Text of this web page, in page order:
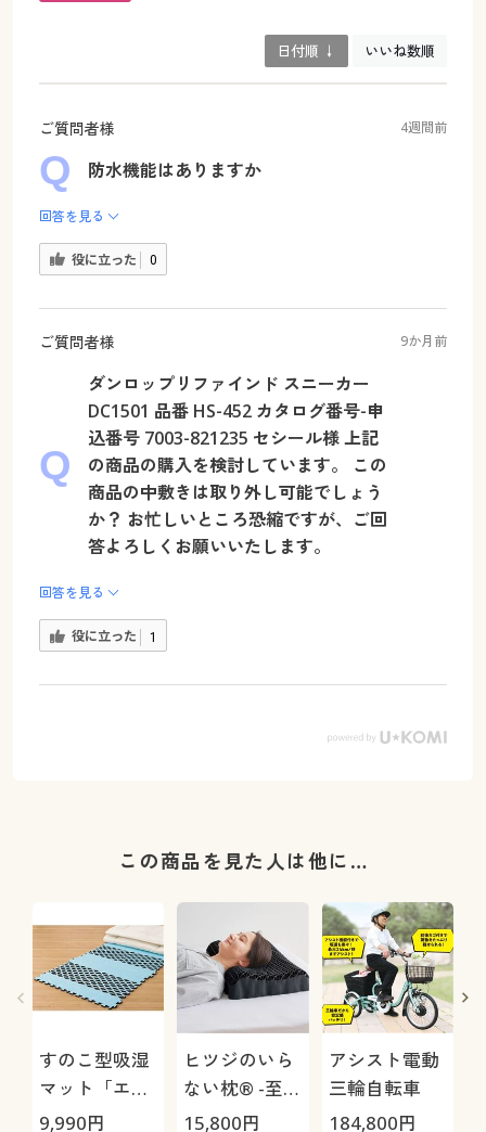
日付順 ↓ いいね数順
ご質問者様 4週間前
防水機能はありますか
回答を見る
役に立った 0
ご質問者様 9か月前
ダンロップリファインド スニーカー
DC1501 品番 HS-452 カタログ番号-申
込番号 7003-821235 セシール様 上記
の商品の購入を検討しています。 この
商品の中敷きは取り外し可能でしょう
か？ お忙しいところ恐縮ですが、ご回
答よろしくお願いいたします。
回答を見る
役に立った 1
この商品を見た人は他に…
すのこ型吸湿
マット「エア
ージョブ®」
9,990円
ヒツジのいら
ない枕® -至
極-
15,800円
アシスト電動
三輪自転車
184,800円